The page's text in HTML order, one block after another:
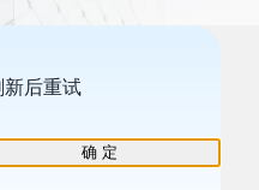
后重试
确 定